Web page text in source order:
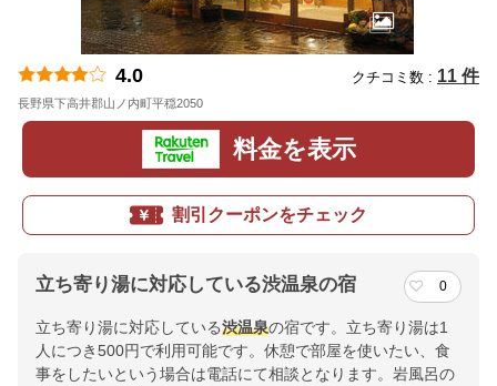
4.0 クチコミ数 : 11 件
長野県下高井郡山ノ内町平穏2050
料金を表示
割引クーポンをチェック
立ち寄り湯に対応している渋温泉の宿 0
立ち寄り湯に対応している渋温泉の宿です。立ち寄り湯は1
人につき500円で利用可能です。休憩で部屋を使いたい、食
事をしたいという場合は電話にて相談となります。岩風呂の